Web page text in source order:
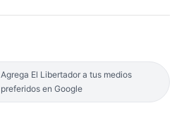
Agrega El Libertador a tus medios
preferidos en Google